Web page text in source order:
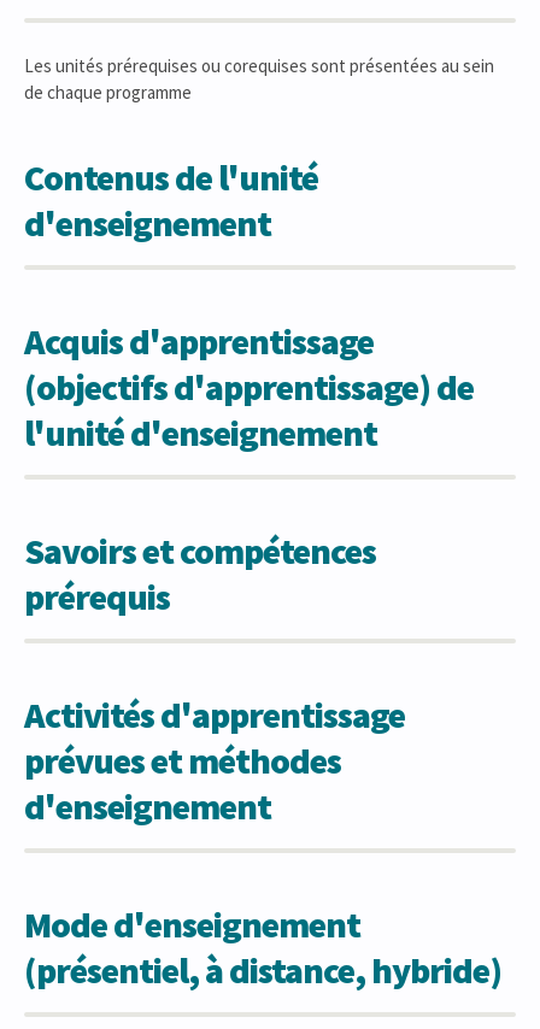
Les unités prérequises ou corequises sont présentées au sein
de chaque programme
Contenus de l'unité
d'enseignement
Acquis d'apprentissage
(objectifs d'apprentissage) de
l'unité d'enseignement
Savoirs et compétences
prérequis
Activités d'apprentissage
prévues et méthodes
d'enseignement
Mode d'enseignement
(présentiel, à distance, hybride)